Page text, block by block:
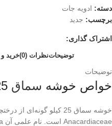
دسته: ادویه جات
برچسب: جدید
اشتراک گذاری:
توضیحاتنظرات (0) خرید
توضیحات
خواص خوشه سماق
خوشه سماق 25 کیلو